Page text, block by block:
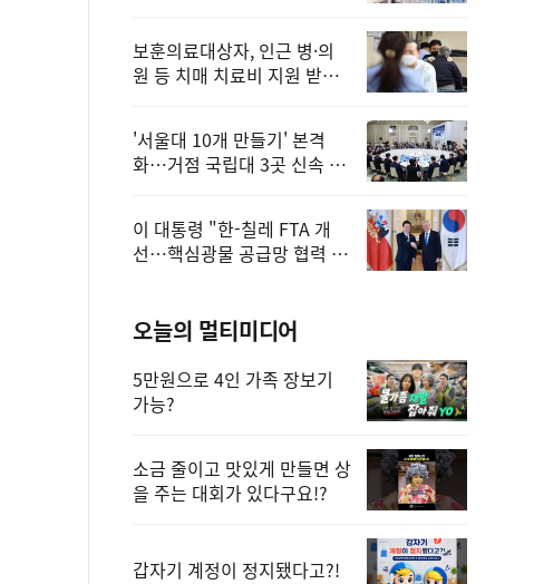
보훈의료대상자, 인근 병·의
원 등 치매 치료비 지원 받을
'서울대 10개 만들기' 본격
화…거점 국립대 3곳 신속 선
이 대통령 "한-칠레 FTA 개
선…핵심광물 공급망 협력 더
오늘의 멀티미디어
5만원으로 4인 가족 장보기
가능?
소금 줄이고 맛있게 만들면 상
을 주는 대회가 있다구요!?
갑자기 계정이 정지됐다고?!